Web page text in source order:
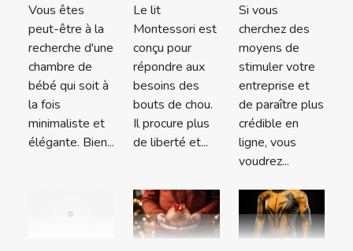
Vous êtes
peut-être à la
recherche d'une
chambre de
bébé qui soit à
la fois
minimaliste et
élégante. Bien...
Le lit
Montessori est
conçu pour
répondre aux
besoins des
bouts de chou.
Il procure plus
de liberté et...
Si vous
cherchez des
moyens de
stimuler votre
entreprise et
de paraître plus
crédible en
ligne, vous
voudrez...